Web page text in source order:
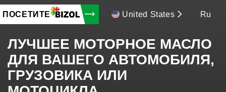
ПОСЕТИТЕ United States Ru
ЛУЧШЕЕ МОТОРНОЕ МАСЛО
ДЛЯ ВАШЕГО АВТОМОБИЛЯ,
ГРУЗОВИКА ИЛИ